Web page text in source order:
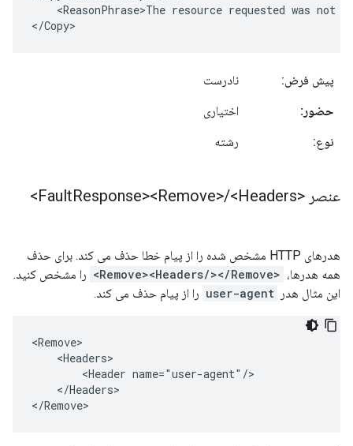
<ReasonPhrase>The resource requested was
</Copy>
پیش فرض: نادرست
حضور: اختیاری
نوع: رشته
عنصر <Fault Response><Remove>/<Headers>
هدرهای HTTP مشخص شده را از پیام خطا حذف می کند. برای حذف
همه هدرها، <Remove><Headers/></Remove>
را مشخص کنید.
این مثال هدر user-agent را از پیام حذف می کند.
<Remove>
    <Headers>
        <Header name="user-agent"/>
    </Headers>
</Remove>